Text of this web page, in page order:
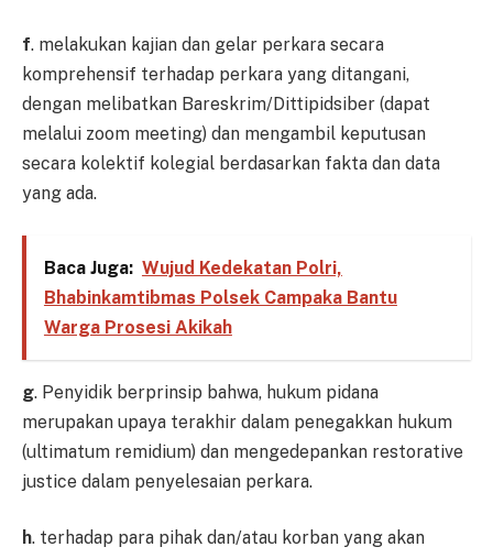
f. melakukan kajian dan gelar perkara secara
komprehensif terhadap perkara yang ditangani,
dengan melibatkan Bareskrim/Dittipidsiber (dapat
melalui zoom meeting) dan mengambil keputusan
secara kolektif kolegial berdasarkan fakta dan data
yang ada.
Baca Juga: Wujud Kedekatan Polri,
Bhabinkamtibmas Polsek Campaka Bantu
Warga Prosesi Akikah
g. Penyidik berprinsip bahwa, hukum pidana
merupakan upaya terakhir dalam penegakkan hukum
(ultimatum remidium) dan mengedepankan restorative
justice dalam penyelesaian perkara.
h. terhadap para pihak dan/atau korban yang akan